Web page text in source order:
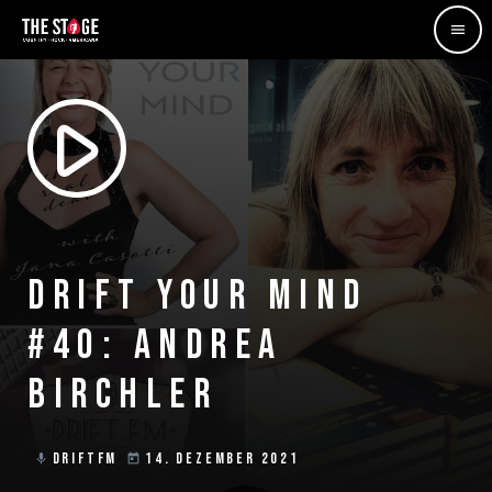
menu
play_arrow
DRIFT YOUR MIND
#40: ANDREA
BIRCHLER
mic DRIFTFM today 14. DEZEMBER 2021